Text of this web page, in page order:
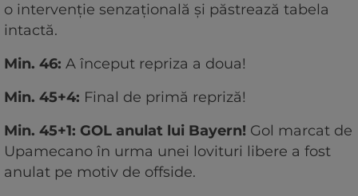
o intervenție senzațională și păstrează tabela
intactă.
Min. 46: A început repriza a doua!
Min. 45+4: Final de primă repriză!
Min. 45+1: GOL anulat lui Bayern! Gol marcat de
Upamecano în urma unei lovituri libere a fost
anulat pe motiv de offside.